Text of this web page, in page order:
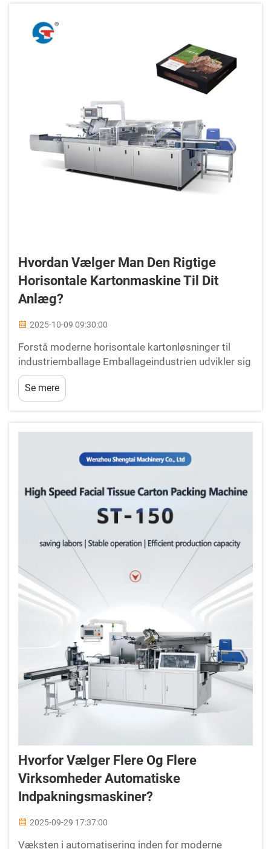
Hvordan Vælger Man Den Rigtige
Horisontale Kartonmaskine Til Dit
Anlæg?
2025-10-09 09:30:00
Forstå moderne horisontale kartonløsninger til
industriemballage Emballageindustrien udvikler sig
hurtigt, og horisontale kartonmaskiner står i
fronten i denne udvikling. Disse sofistikerede
udstyrsdele har...
Se mere
Hvorfor Vælger Flere Og Flere
Virksomheder Automatiske
Indpakningsmaskiner?
2025-09-29 17:37:00
Væksten i automatisering inden for moderne